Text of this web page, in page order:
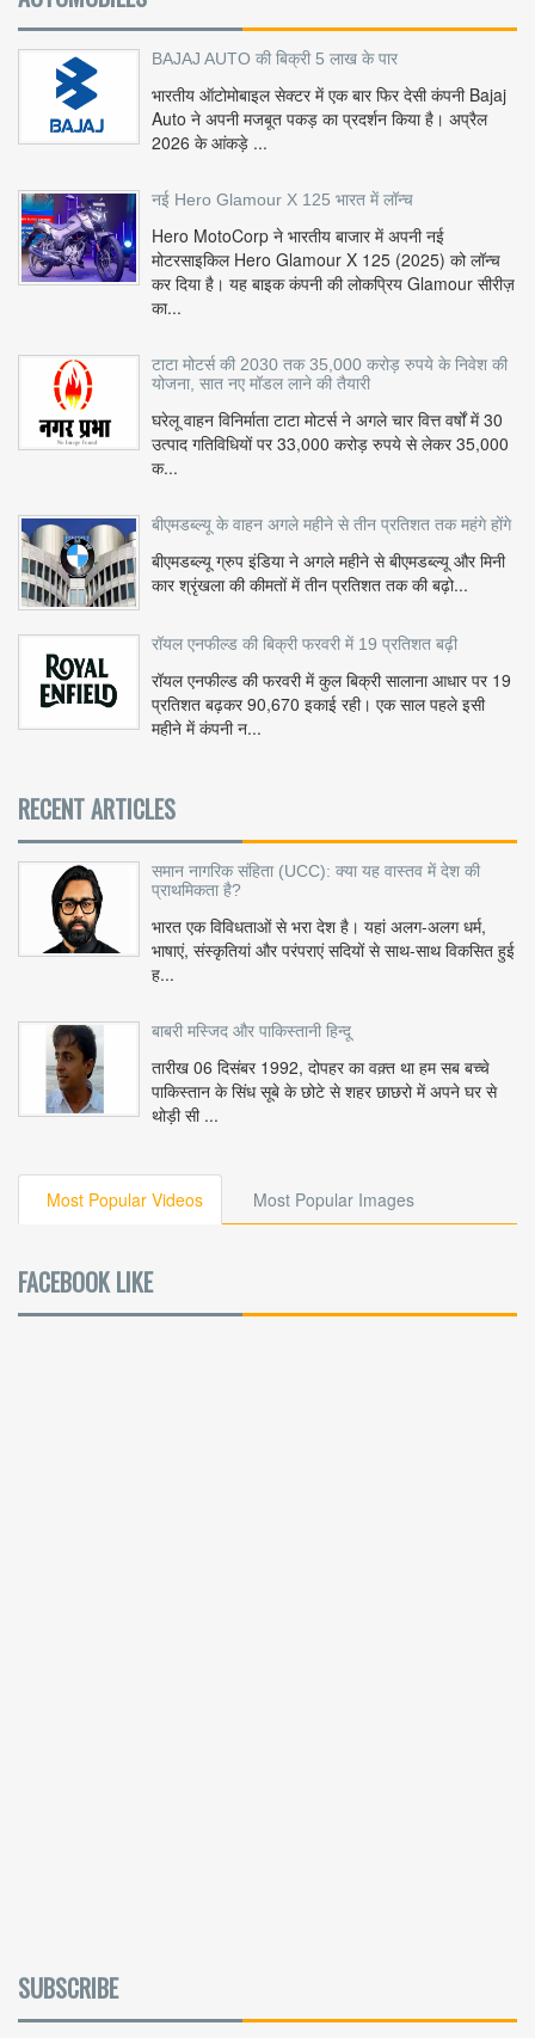
BAJAJ AUTO की बिक्री 5 लाख के पार
भारतीय ऑटोमोबाइल सेक्टर में एक बार फिर देसी कंपनी Bajaj
Auto ने अपनी मजबूत पकड़ का प्रदर्शन किया है। अप्रैल
2026 के आंकड़े ...
नई Hero Glamour X 125 भारत में लॉन्च
Hero MotoCorp ने भारतीय बाजार में अपनी नई
मोटरसाइकिल Hero Glamour X 125 (2025) को लॉन्च
कर दिया है। यह बाइक कंपनी की लोकप्रिय Glamour सीरीज़
का...
टाटा मोटर्स की 2030 तक 35,000 करोड़ रुपये के निवेश की
योजना, सात नए मॉडल लाने की तैयारी
घरेलू वाहन विनिर्माता टाटा मोटर्स ने अगले चार वित्त वर्षों में 30
उत्पाद गतिविधियों पर 33,000 करोड़ रुपये से लेकर 35,000
क...
बीएमडब्ल्यू के वाहन अगले महीने से तीन प्रतिशत तक महंगे होंगे
बीएमडब्ल्यू ग्रुप इंडिया ने अगले महीने से बीएमडब्ल्यू और मिनी
कार श्रृंखला की कीमतों में तीन प्रतिशत तक की बढ़ो...
रॉयल एनफील्ड की बिक्री फरवरी में 19 प्रतिशत बढ़ी
रॉयल एनफील्ड की फरवरी में कुल बिक्री सालाना आधार पर 19
प्रतिशत बढ़कर 90,670 इकाई रही। एक साल पहले इसी
महीने में कंपनी न...
RECENT ARTICLES
समान नागरिक संहिता (UCC): क्या यह वास्तव में देश की
प्राथमिकता है?
भारत एक विविधताओं से भरा देश है। यहां अलग-अलग धर्म,
भाषाएं, संस्कृतियां और परंपराएं सदियों से साथ-साथ विकसित हुई
ह...
बाबरी मस्जिद और पाकिस्तानी हिन्दू
तारीख 06 दिसंबर 1992, दोपहर का वक़्त था हम सब बच्चे
पाकिस्तान के सिंध सूबे के छोटे से शहर छाछरो में अपने घर से
थोड़ी सी ...
Most Popular Videos Most Popular Images
FACEBOOK LIKE
SUBSCRIBE